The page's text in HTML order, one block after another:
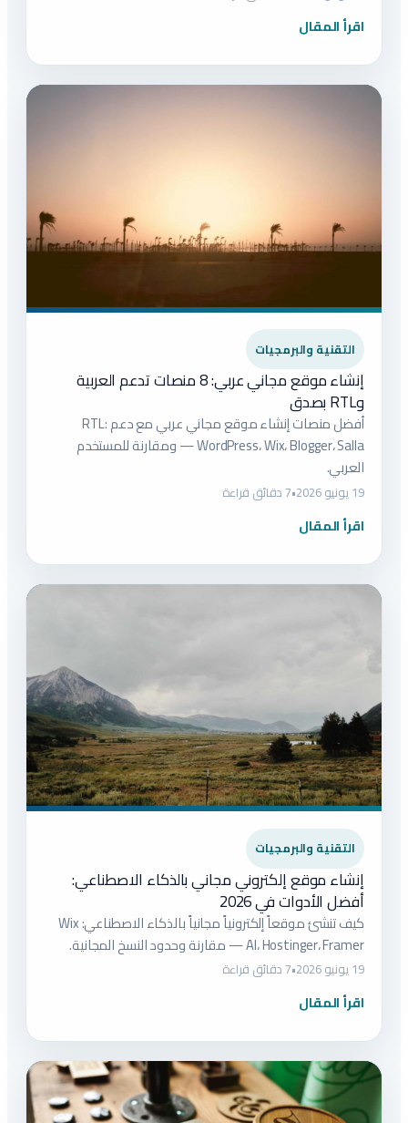
اقرأ المقال
التقنية والبرمجيات
إنشاء موقع مجاني عربي: 8 منصات تدعم العربية
وRTL بصدق
أفضل منصات إنشاء موقع مجاني عربي مع دعم RTL:
WordPress، Wix، Blogger، Salla — ومقارنة للمستخدم
العربي.
19 يونيو 2026 •7 دقائق قراءة
اقرأ المقال
التقنية والبرمجيات
إنشاء موقع إلكتروني مجاني بالذكاء الاصطناعي:
أفضل الأدوات في 2026
كيف تنشئ موقعاً إلكترونياً مجانياً بالذكاء الاصطناعي: Wix
AI، Hostinger، Framer — مقارنة وحدود النسخ المجانية.
19 يونيو 2026 •7 دقائق قراءة
اقرأ المقال